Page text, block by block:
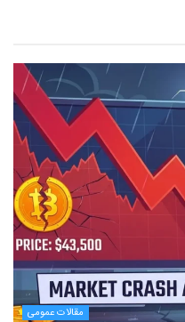
مقالات عمومی